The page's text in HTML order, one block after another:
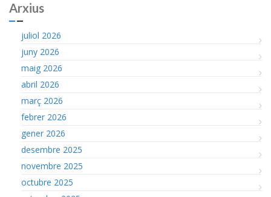
Arxius
juliol 2026
juny 2026
maig 2026
abril 2026
març 2026
febrer 2026
gener 2026
desembre 2025
novembre 2025
octubre 2025